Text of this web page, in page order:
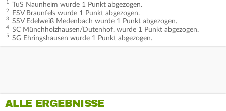
1 TuS Naunheim wurde 1 Punkt abgezogen.
2 FSV Braunfels wurde 1 Punkt abgezogen.
3 SSV Edelweiß Medenbach wurde 1 Punkt abgezogen.
4 SC Münchholzhausen/Dutenhof. wurde 1 Punkt abgezogen.
5 SG Ehringshausen wurde 1 Punkt abgezogen.
ALLE ERGEBNISSE